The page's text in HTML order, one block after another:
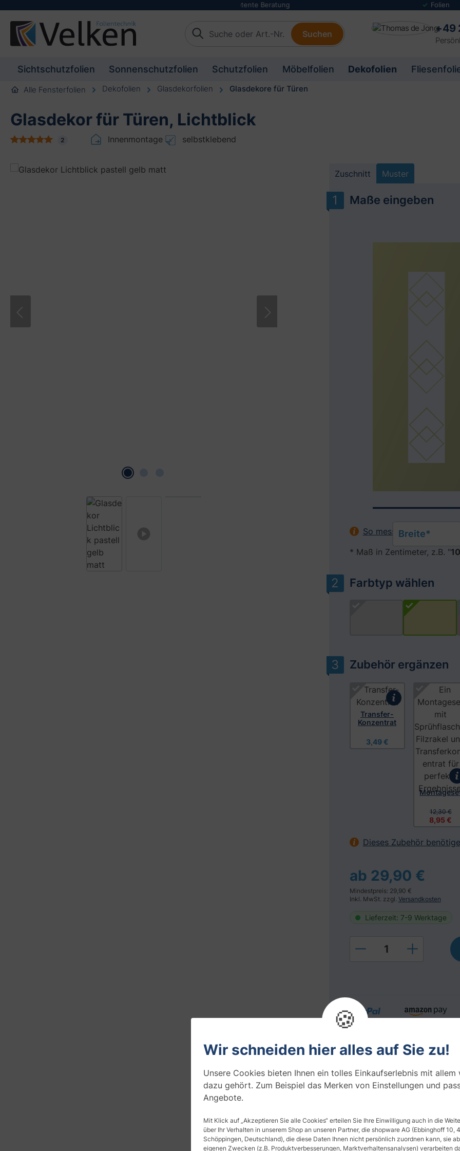
springen Zur Beschreibung springen
Suchen +49
Sichtschutzfolien Sonnenschutzfolien Schutzfolien Möbelfolien Dekofolien
Alle Fensterfolien Dekofolien Glasdekorfolien Glasdekore für Türen
Bildergalerie überspringen
Bitte akzeptieren Sie Cookies, um dieses
Glasdekor für Türen, Lichtblick
2 Innenmontage selbstklebend
Zuschnitt Muster
Maße eingeben
Breite*
So messen Sie Ihr
* Maß in Zentimeter, z.B. "
Farbtyp wählen
Zubehör ergänzen
Transfer-
Konzentrat
3,49 €
8,95 €
12,30 €
Dieses Zubehör
ab 29,90 €
Mindestpreis: 29,90 €
Inkl. MwSt. zzgl. Versandkosten
Lieferzeit: 7-9 Werktage
Produkt Anzahl:
Folienmuster Service
🍪
Wir schneiden hier alles auf Sie zu!
Unsere Cookies bieten Ihnen ein tolles Einkaufserlebnis mit allem
dazu gehört. Zum Beispiel das Merken von Einstellungen und
Angebote.
Mit Klick auf „Akzeptieren Sie alle Cookies“ erteilen Sie Ihre Einwilligung auch in die
über Ihr Verhalten in unserem Shop an unseren Partner, die shopware AG (Ebbinghoff 10,
Schöppingen, Deutschland), die diese Daten Ihnen nicht persönlich zuordnen kann, sie
eigenen Zwecken (z.B. Produktverbesserungen, Marktverhaltensanalysen) verarbeiten